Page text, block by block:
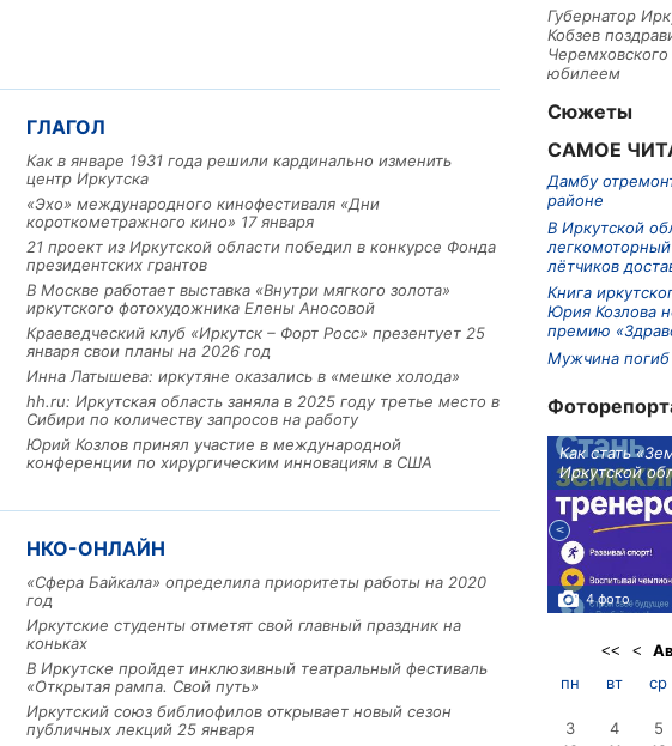
ГЛАГОЛ
Как в январе 1931 года решили кардинально изменить
центр Иркутска
«Эхо» международного кинофестиваля «Дни
короткометражного кино» 17 января
21 проект из Иркутской области победил в конкурсе Фонда
президентских грантов
В Москве работает выставка «Внутри мягкого золота»
иркутского фотохудожника Елены Аносовой
Краеведческий клуб «Иркутск – Форт Росс» презентует 25
января свои планы на 2026 год
Инна Латышева: иркутяне оказались в «мешке холода»
hh.ru: Иркутская область заняла в 2025 году третье место в
Сибири по количеству запросов на работу
Юрий Козлов принял участие в международной
конференции по хирургическим инновациям в США
НКО-ОНЛАЙН
«Сфера Байкала» определила приоритеты работы на 2020
год
Иркутские студенты отметят свой главный праздник на
коньках
В Иркутске пройдет инклюзивный театральный фестиваль
«Открытая рампа. Свой путь»
Иркутский союз библиофилов открывает новый сезон
публичных лекций 25 января
Губернатор
Кобзев
юбилеем
Сюжеты
САМОЕ
Дамбу
районе
В Иркутской
лётчиков
Книга
Юрия Козлова
премию
Мужчина погиб
Льготный заём в 9 миллионов
рублей получит
из Иркутской области
Как стать
Иркутской
4 фото
<< <
пн вт ср
3
4 5